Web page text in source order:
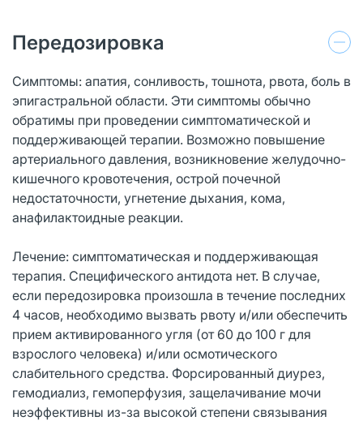
Передозировка
Симптомы: апатия, сонливость, тошнота, рвота, боль в
эпигастральной области. Эти симптомы обычно
обратимы при проведении симптоматической и
поддерживающей терапии. Возможно повышение
артериального давления, возникновение желудочно-
кишечного кровотечения, острой почечной
недостаточности, угнетение дыхания, кома,
анафилактоидные реакции.
Лечение: симптоматическая и поддерживающая
терапия. Специфического антидота нет. В случае,
если передозировка произошла в течение последних
4 часов, необходимо вызвать рвоту и/или обеспечить
прием активированного угля (от 60 до 100 г для
взрослого человека) и/или осмотического
слабительного средства. Форсированный диурез,
гемодиализ, гемоперфузия, защелачивание мочи
неэффективны из-за высокой степени связывания